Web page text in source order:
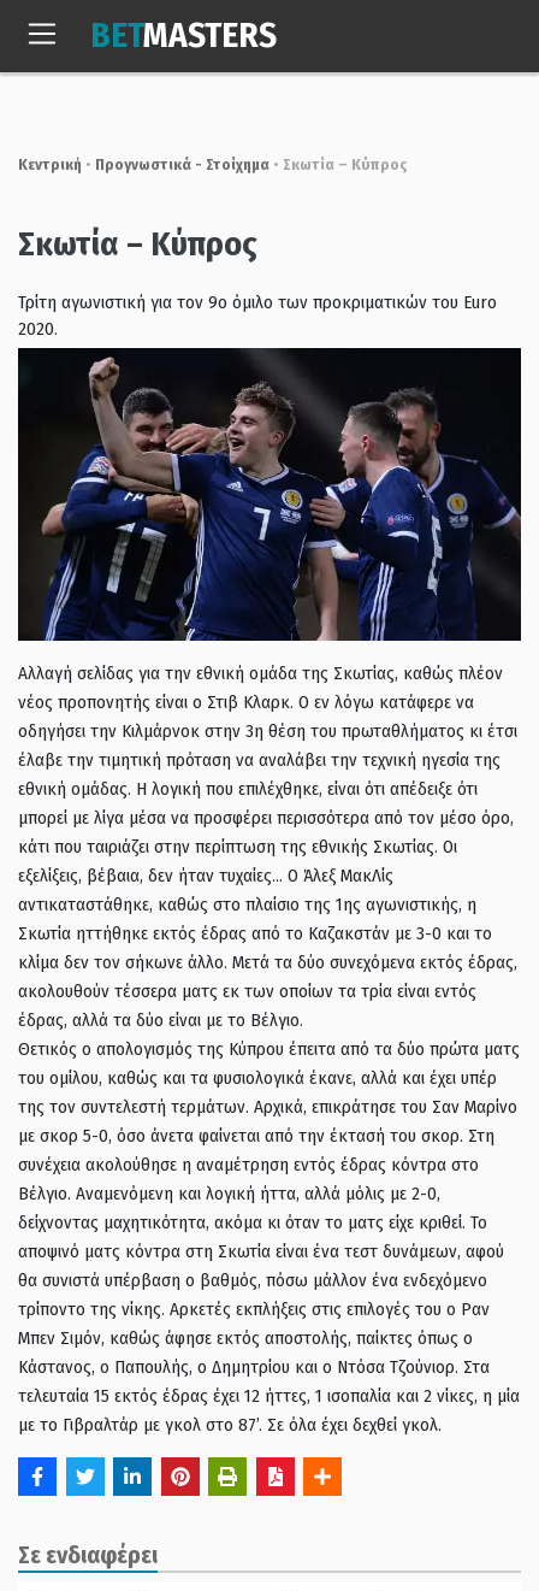
Κυρ, 9 Αυγ. 2026
BETMASTERS
Κεντρική • Προγνωστικά - Στοίχημα • Σκωτία – Κύπρος
Σκωτία – Κύπρος
Τρίτη αγωνιστική για τον 9ο όμιλο των προκριματικών του Euro
2020.
Αλλαγή σελίδας για την εθνική ομάδα της Σκωτίας, καθώς πλέον
νέος προπονητής είναι ο Στιβ Κλαρκ. Ο εν λόγω κατάφερε να
οδηγήσει την Κιλμάρνοκ στην 3η θέση του πρωταθλήματος κι έτσι
έλαβε την τιμητική πρόταση να αναλάβει την τεχνική ηγεσία της
εθνική ομάδας. Η λογική που επιλέχθηκε, είναι ότι απέδειξε ότι
μπορεί με λίγα μέσα να προσφέρει περισσότερα από τον μέσο όρο,
κάτι που ταιριάζει στην περίπτωση της εθνικής Σκωτίας. Οι
εξελίξεις, βέβαια, δεν ήταν τυχαίες… Ο Άλεξ ΜακΛίς
αντικαταστάθηκε, καθώς στο πλαίσιο της 1ης αγωνιστικής, η
Σκωτία ηττήθηκε εκτός έδρας από το Καζακστάν με 3-0 και το
κλίμα δεν τον σήκωνε άλλο. Μετά τα δύο συνεχόμενα εκτός έδρας,
ακολουθούν τέσσερα ματς εκ των οποίων τα τρία είναι εντός
έδρας, αλλά τα δύο είναι με το Βέλγιο.
Θετικός ο απολογισμός της Κύπρου έπειτα από τα δύο πρώτα ματς
του ομίλου, καθώς και τα φυσιολογικά έκανε, αλλά και έχει υπέρ
της τον συντελεστή τερμάτων. Αρχικά, επικράτησε του Σαν Μαρίνο
με σκορ 5-0, όσο άνετα φαίνεται από την έκτασή του σκορ. Στη
συνέχεια ακολούθησε η αναμέτρηση εντός έδρας κόντρα στο
Βέλγιο. Αναμενόμενη και λογική ήττα, αλλά μόλις με 2-0,
δείχνοντας μαχητικότητα, ακόμα κι όταν το ματς είχε κριθεί. Το
αποψινό ματς κόντρα στη Σκωτία είναι ένα τεστ δυνάμεων, αφού
θα συνιστά υπέρβαση ο βαθμός, πόσω μάλλον ένα ενδεχόμενο
τρίποντο της νίκης. Αρκετές εκπλήξεις στις επιλογές του ο Ραν
Μπεν Σιμόν, καθώς άφησε εκτός αποστολής, παίκτες όπως ο
Κάστανος, ο Παπουλής, ο Δημητρίου και ο Ντόσα Τζούνιορ. Στα
τελευταία 15 εκτός έδρας έχει 12 ήττες, 1 ισοπαλία και 2 νίκες, η μία
με το Γιβραλτάρ με γκολ στο 87’. Σε όλα έχει δεχθεί γκολ.
Σε ενδιαφέρει